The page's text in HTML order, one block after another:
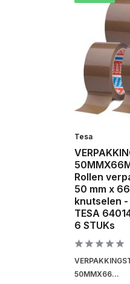
Tesa
Rollen
50 mm x
knutselen -
TESA
6 STUKs
50MMX66...